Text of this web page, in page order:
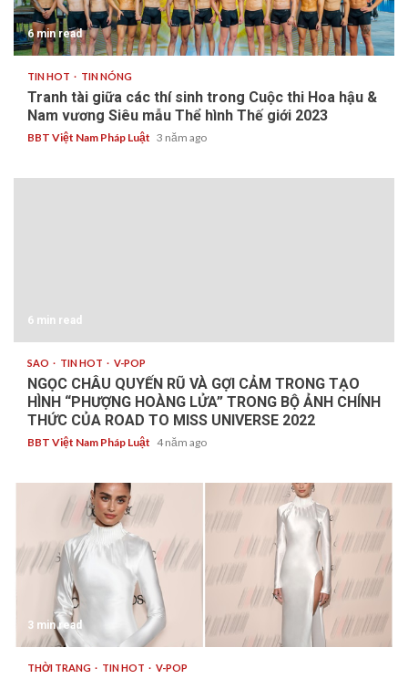
6 min read
TIN HOT TIN NÓNG
Tranh tài giữa các thí sinh trong Cuộc thi Hoa hậu &
Nam vương Siêu mẫu Thể hình Thế giới 2023
BBT Việt Nam Pháp Luật 3 năm ago
6 min read
SAO TIN HOT V-POP
NGỌC CHÂU QUYẾN RŨ VÀ GỢI CẢM TRONG TẠO
HÌNH “PHƯỢNG HOÀNG LỬA” TRONG BỘ ẢNH CHÍNH
THỨC CỦA ROAD TO MISS UNIVERSE 2022
BBT Việt Nam Pháp Luật 4 năm ago
3 min read
THỜI TRANG TIN HOT V-POP